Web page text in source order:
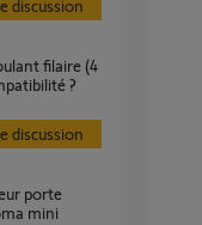
discussion
?
discussion
mini